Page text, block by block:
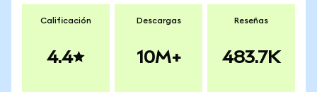
Calificación
4.4
Descargas
10M+
Reseñas
483.7K